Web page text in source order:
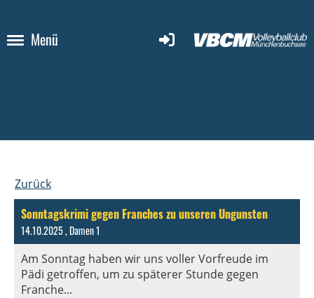
Menü
Zurück
Sonntagskrimi gegen Franches zu unseren Ungunsten
14.10.2025, Damen 1
Am Sonntag haben wir uns voller Vorfreude im
Pädi getroffen, um zu späterer Stunde gegen
Franche...